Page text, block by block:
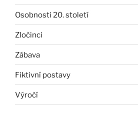
Osobnosti 20. století
Zločinci
Zábava
Fiktivní postavy
Výročí